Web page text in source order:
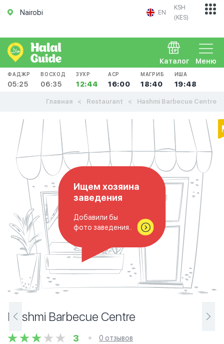
Nairobi EN
KSH
(KES)
Меню
Каталог
ФАДЖР
05:25
ВОСХОД
06:35
ЗУХР
12:44
АСР
16:00
МАГРИБ
18:40
ИША
19:48
Главная Restaurant Hashmi Barbecue Centre
Ищем хозяина
заведения
Добавили бы
фото заведения..
Hashmi Barbecue Centre
3 0 отзывов